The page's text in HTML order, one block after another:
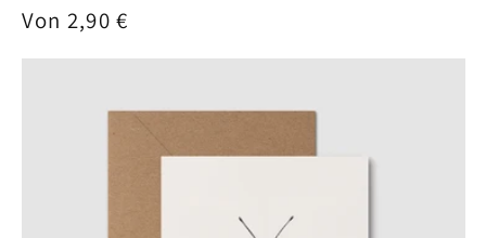
Normaler
Von 2,90 €